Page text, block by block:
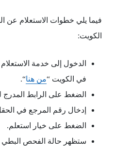
فيما يلي خطوات الاستعلام عن
الكويت:
الدخول إلى خدمة
في الكويت “من هنا“.
الضغط على الرابط
إدخال رقم المرجع في
الضغط على خيار استعلم.
ستظهر حالة الفحص